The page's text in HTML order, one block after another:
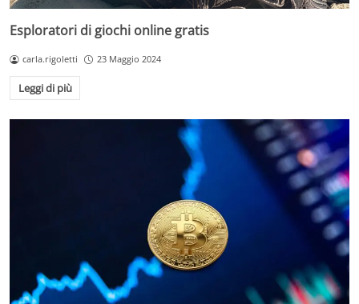
Esploratori di giochi online gratis
carla.rigoletti 23 Maggio 2024
Leggi di più